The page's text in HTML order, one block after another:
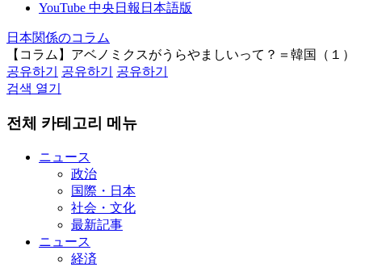
YouTube 中央日報日本語版
日本関係のコラム
【コラム】アベノミクスがうらやましいって？＝韓国（１）
공유하기
공유하기
공유하기
검색 열기
전체 카테고리 메뉴
ニュース
政治
国際・日本
社会・文化
最新記事
ニュース
経済